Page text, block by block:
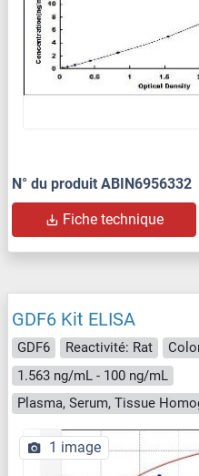
N° du produit ABIN6956332
Fiche technique
GDF6 Kit ELISA
GDF6 Reactivité: Rat
1.563 ng/mL - 100 ng/mL
Plasma, Serum, Tissue
1 image